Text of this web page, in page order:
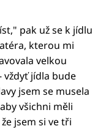
pak už se k jídlu
kterou mi
velkou
vždyť jídla bude
jsem se musela
všichni měli
jsem si ve tři